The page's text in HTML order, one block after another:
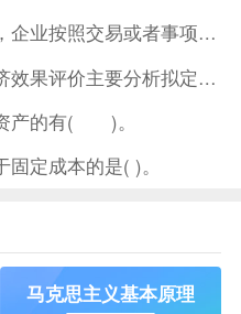
我国《企业会计准则》规定，企业按照交易或者事项的经济特征确定
对于非经营性技术方案，经济效果评价主要分析拟定方案的( )。
产的有( )。
定成本的是( )。
马克思主义基本原理